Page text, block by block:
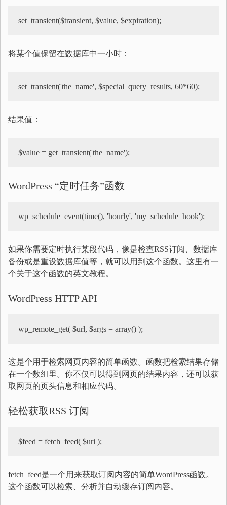
set_transient($transient, $value, $expiration);
将某个值保留在数据库中一小时：
set_transient('the_name', $special_query_results, 60*60);
结果值：
$value = get_transient('the_name');
WordPress “定时任务”函数
wp_schedule_event(time(), 'hourly', 'my_schedule_hook');
如果你需要定时执行某段代码，像是检查RSS订阅、数据库
备份或是重设数据库值等，就可以用到这个函数。这里有一
个关于这个函数的英文教程。
WordPress HTTP API
wp_remote_get( $url, $args = array() );
这是个用于检索网页内容的简单函数。函数把检索结果存储
在一个数组里。你不仅可以得到网页的结果内容，还可以获
取网页的页头信息和相应代码。
轻松获取RSS 订阅
$feed = fetch_feed( $uri );
fetch_feed是一个用来获取订阅内容的简单WordPress函数。
这个函数可以检索、分析并自动缓存订阅内容。